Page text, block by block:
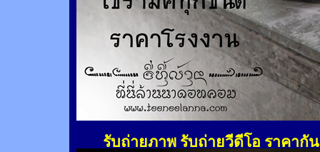
รับถ่ายภาพ รับถ่ายวีดีโอ ราคากั